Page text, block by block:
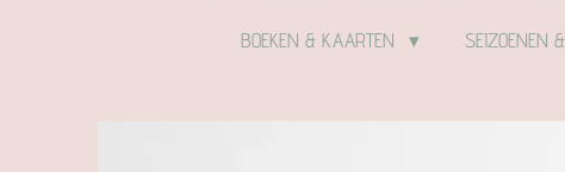
BOEKEN & KAARTEN SEIZOENEN